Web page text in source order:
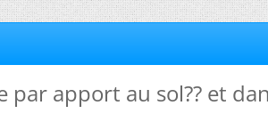
par apport au sol?? et